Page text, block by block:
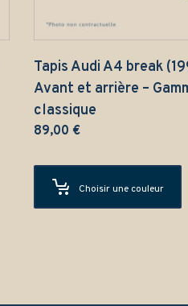
Tapis Audi A4 break
Avant et arrière –
classique
89,00 €
Choisir une couleur